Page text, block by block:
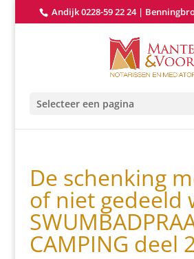
Andijk 0228-59 22 24|
Selecteer een pagina
De schenking
of niet gedeeld
CAMPING deel